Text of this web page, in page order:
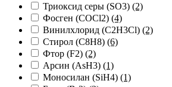
Триоксид серы (SO3) (2)
Фосген (СОCl2) (4)
Винилхлорид (C2H3Cl) (2)
Стирол (С8Н8) (6)
Фтор (F2) (2)
Арсин (AsH3) (1)
Моносилан (SiH4) (1)